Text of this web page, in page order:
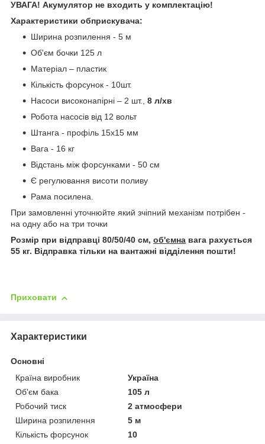
УВАГА! Акумулятор не входить у комплектацію!
Характеристики обприскувача:
Ширина розпилення - 5 м
Об'єм бочки 125 л
Матеріал – пластик
Кількість форсунок - 10шт.
Насоси високонапірні – 2 шт., 8 л/хв
Робота насосів від 12 вольт
Штанга - профіль 15х15 мм
Вага - 16 кг
Відстань між форсунками - 50 см
Є регулювання висоти поливу
Рама посилена.
При замовленні уточнюйте який зчіпний механізм потрібен -
на одну або на три точки
Розмір при відправці 80/50/40 см, об'ємна вага рахується
55 кг. Відправка тільки на вантажні відділення пошти!
Приховати
Характеристики
Основні
Країна виробник
Україна
Об'єм бака
105 л
Робочий тиск
2 атмосфери
Ширина розпилення
5 м
Кількість форсунок
10